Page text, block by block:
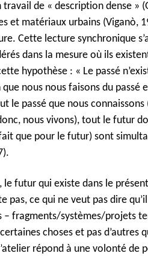
de « description dense »
et matériaux urbains (Viganò,
Cette lecture synchronique
dans la mesure où ils
hypothèse : « Le passé
nous nous faisons du passé
le passé que nous
nous vivons), tout le futur
que pour le futur) sont
futur qui existe dans le
pas, ce qui ne veut pas dire
– fragments/systèmes/projets
choses et pas d’autres
répond à une volonté de